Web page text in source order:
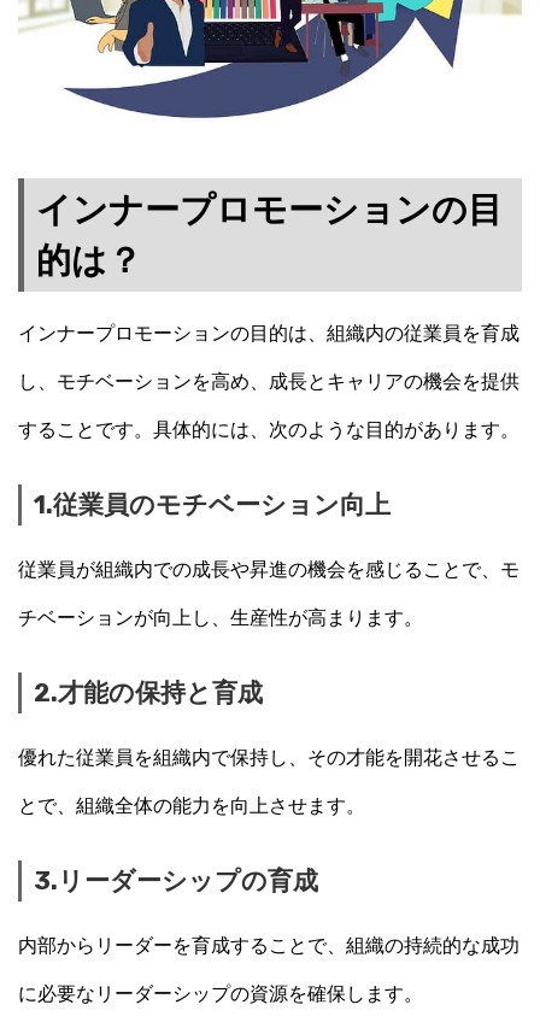
インナープロモーションの目
的は？
インナープロモーションの目的は、組織内の従業員を育成
し、モチベーションを高め、成長とキャリアの機会を提供
することです。具体的には、次のような目的があります。
1.従業員のモチベーション向上
従業員が組織内での成長や昇進の機会を感じることで、モ
チベーションが向上し、生産性が高まります。
2.才能の保持と育成
優れた従業員を組織内で保持し、その才能を開花させるこ
とで、組織全体の能力を向上させます。
3.リーダーシップの育成
内部からリーダーを育成することで、組織の持続的な成功
に必要なリーダーシップの資源を確保します。